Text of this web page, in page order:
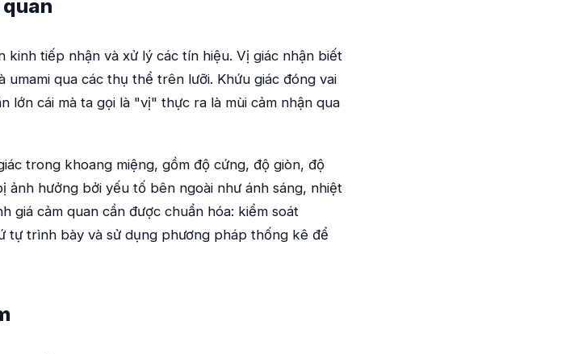
quan
kinh tiếp nhận và xử lý các tín hiệu. Vị giác nhận biết
qua các thụ thể trên lưỡi. Khứu giác đóng vai
lớn cái mà ta gọi là "vị" thực ra là mùi cảm nhận qua
trong khoang miệng, gồm độ cứng, độ giòn, độ
ảnh hưởng bởi yếu tố bên ngoài như ánh sáng, nhiệt
giá cảm quan cần được chuẩn hóa: kiểm soát
tự trình bày và sử dụng phương pháp thống kê để